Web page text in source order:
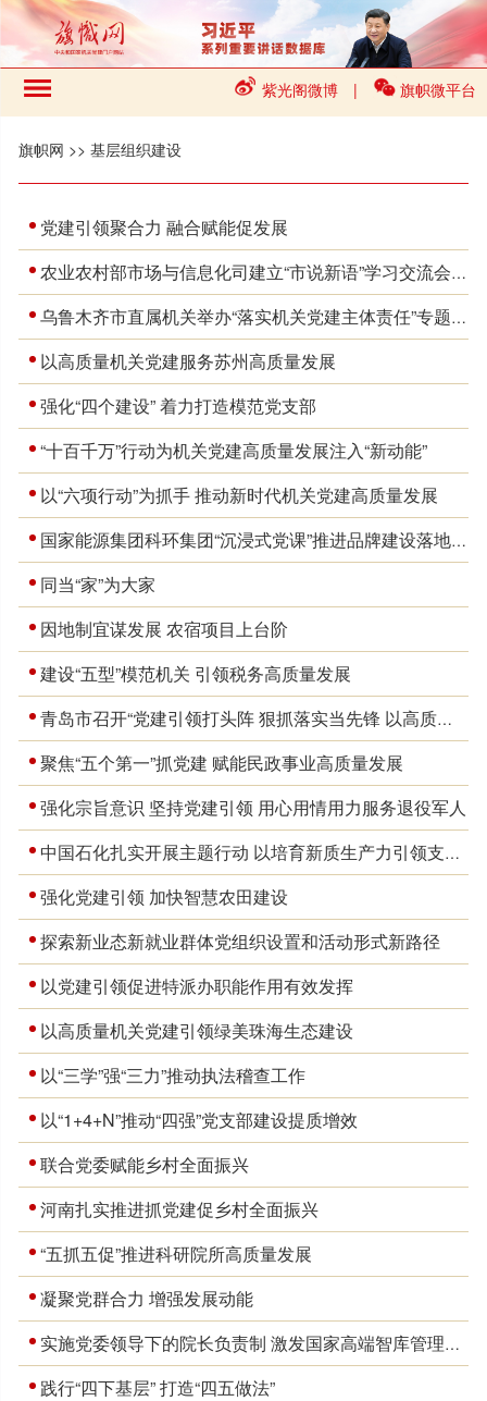
紫光阁微博 | 旗帜微平台
旗帜网 >>基层组织建设
党建引领聚合力 融合赋能促发展
农业农村部市场与信息化司建立“市说新语”学习交流会制度
乌鲁木齐市直属机关举办“落实机关党建主体责任”专题讲座
以高质量机关党建服务苏州高质量发展
强化“四个建设” 着力打造模范党支部
“十百千万”行动为机关党建高质量发展注入“新动能”
以“六项行动”为抓手 推动新时代机关党建高质量发展
国家能源集团科环集团“沉浸式党课”推进品牌建设落地见效
同当“家”为大家
因地制宜谋发展 农宿项目上台阶
建设“五型”模范机关 引领税务高质量发展
青岛市召开“党建引领打头阵 狠抓落实当先锋 以高质量机关党建服务保障高质量发展”行动动员大会
聚焦“五个第一”抓党建 赋能民政事业高质量发展
强化宗旨意识 坚持党建引领 用心用情用力服务退役军人
中国石化扎实开展主题行动 以培育新质生产力引领支撑高质量发展
强化党建引领 加快智慧农田建设
探索新业态新就业群体党组织设置和活动形式新路径
以党建引领促进特派办职能作用有效发挥
以高质量机关党建引领绿美珠海生态建设
以“三学”强“三力”推动执法稽查工作
以“1+4+N”推动“四强”党支部建设提质增效
联合党委赋能乡村全面振兴
河南扎实推进抓党建促乡村全面振兴
“五抓五促”推进科研院所高质量发展
凝聚党群合力 增强发展动能
实施党委领导下的院长负责制 激发国家高端智库管理新动能
践行“四下基层” 打造“四五做法”